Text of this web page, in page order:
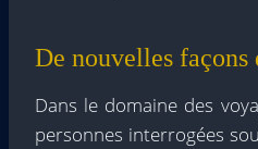
De nouvelles
Dans le domaine des
personnes interrogées